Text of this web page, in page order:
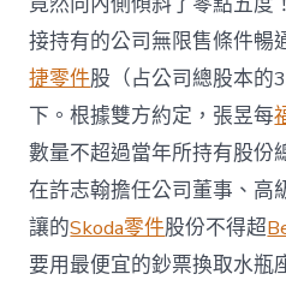
接持有的公司無限售條件暢
捷零件股（占公司總股本的
下。根據雙方約定，張昱每
數量不超過當年所持有股份
在許志翰擔任公司董事、高
讓的Skoda零件股份不得超
要用最便宜的鈔票換取水瓶